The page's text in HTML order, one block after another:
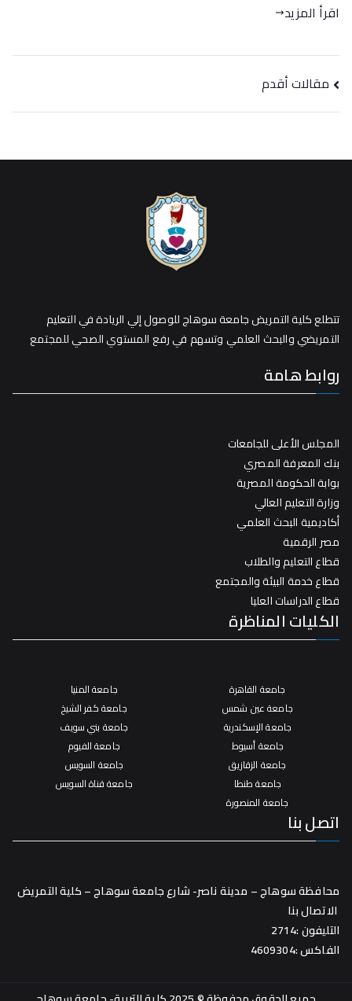
اقرأ المزيد
مقالات أقدم
تتطلع كلية التمريض جامعة سوهاج للوصول إلي الريادة في التعليم
التمريضي والبحث العلمي وتسهم في رفع المستوي الصحي للمجتمع
روابط هامة
المجلس الأعلى للجامعات
بنك المعرفة المصري
بوابة الحكومة المصرية
وزارة التعليم العالي
أكاديمية البحث العلمي
مصر الرقمية
قطاع التعليم والطلاب
قطاع خدمة البيئة والمجتمع
قطاع الدراسات العليا
الكليات المناظرة
جامعة القاهرة
جامعة عين شمس
جامعة الإسكندرية
جامعة أسيوط
جامعة الزقازيق
جامعة طنطا
جامعة المنصورة
جامعة المنيا
جامعة كفر الشيخ
جامعة بني سويف
جامعة الفيوم
جامعة السويس
جامعة قناة السويس
اتصل بنا
محافظة سوهاج – مدينة ناصر- شارع جامعة سوهاج – كلية التمريض
الاتصال بنا
التليفون :2714
الفاكس :4609304